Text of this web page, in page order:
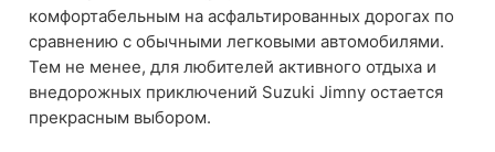
комфортабельным на асфальтированных дорогах по
сравнению с обычными легковыми автомобилями.
Тем не менее, для любителей активного отдыха и
внедорожных приключений Suzuki Jimny остается
прекрасным выбором.